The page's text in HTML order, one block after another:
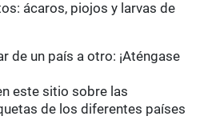
ácaros, piojos y larvas de
de un país a otro: ¡Aténgase
este sitio sobre las
de los diferentes países